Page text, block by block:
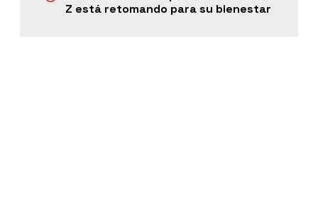
Z está retomando para su bienestar